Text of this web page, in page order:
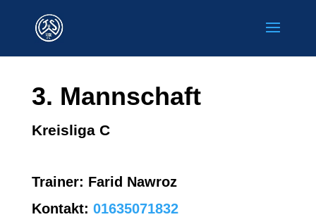
3. Mannschaft
Kreisliga C
Trainer: Farid Nawroz
Kontakt: 01635071832